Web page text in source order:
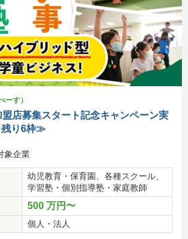
ーす）
店募集スタート記念キャンペーン実
り6枠≫
象企業
幼児教育・保育園、各種スクール、
学習塾・個別指導塾・家庭教師
500 万円〜
個人・法人